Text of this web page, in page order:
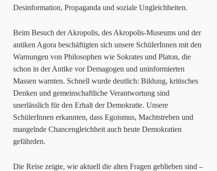
Desinformation, Propaganda und soziale Ungleichheiten.
Beim Besuch der Akropolis, des Akropolis-Museums und der
antiken Agora beschäftigten sich unsere SchülerInnen mit den
Warnungen von Philosophen wie Sokrates und Platon, die
schon in der Antike vor Demagogen und uninformierten
Massen warnten. Schnell wurde deutlich: Bildung, kritisches
Denken und gemeinschaftliche Verantwortung sind
unerlässlich für den Erhalt der Demokratie. Unsere
SchülerInnen erkannten, dass Egoismus, Machtstreben und
mangelnde Chancengleichheit auch heute Demokratien
gefährden.
Die Reise zeigte, wie aktuell die alten Fragen geblieben sind –